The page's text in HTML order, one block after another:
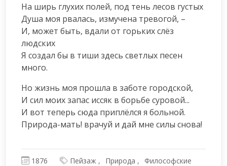
На ширь глухих полей, под тень лесов густых
Душа моя рвалась, измучена тревогой, –
И, может быть, вдали от горьких слёз
людских
Я создал бы в тиши здесь светлых песен
много.
Но жизнь моя прошла в заботе городской,
И сил моих запас иссяк в борьбе суровой...
И вот теперь сюда приплёлся я больной.
Природа-мать! врачуй и дай мне силы снова!
1876 Пейзаж Природа Философские